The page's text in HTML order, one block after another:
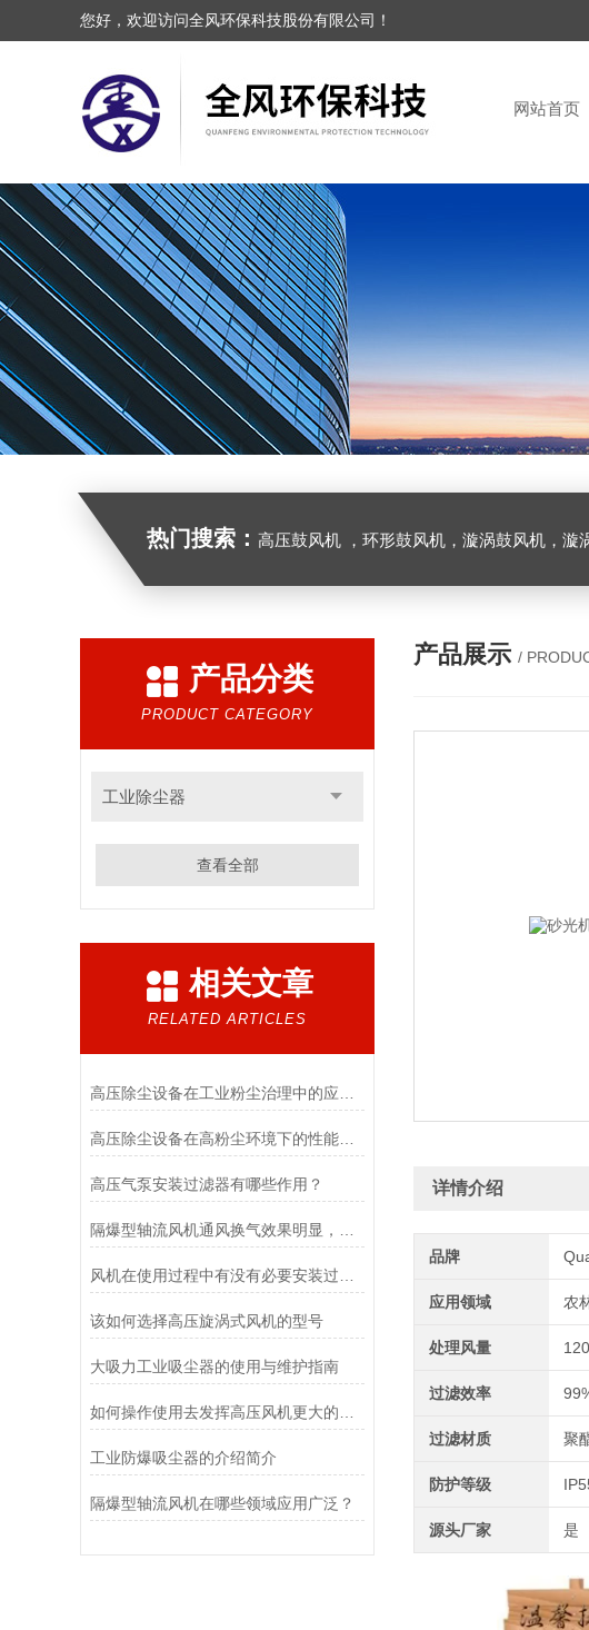
您好，欢迎访问全风环保科技股份有限公司！
网站首页
热门搜索： 高压鼓风机 ，环形鼓风机，漩涡鼓风机，漩涡气泵，透浦式中压鼓风机，防爆风机，工业吸尘器，工业
产品分类
PRODUCT CATEGORY
工业除尘器
查看全部
相关文章
RELATED ARTICLES
高压除尘设备在高粉尘环境下的性能保持
高压气泵安装过滤器有哪些作用？
该如何选择高压旋涡式风机的型号
大吸力工业吸尘器的使用与维护指南
工业防爆吸尘器的介绍简介
隔爆型轴流风机在哪些领域应用广泛？
产品展示 /
详情介绍
品牌
应用领域 农
处理风量
过滤效率
过滤材质 聚
防护等级
源头厂家 是